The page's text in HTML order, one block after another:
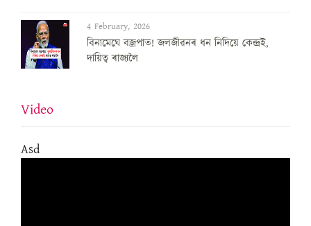
4 February, 2026
বিনামেঘে বজ্ৰপাত! জলজীৱনৰ ধন নিদিয়ে কেন্দ্ৰই,
দায়িত্ব ৰাজ্যলৈ
Video
Asd